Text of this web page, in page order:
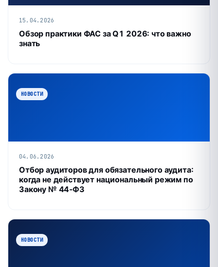
15.04.2026
Обзор практики ФАС за Q1 2026: что важно
знать
НОВОСТИ
04.06.2026
Отбор аудиторов для обязательного аудита:
когда не действует национальный режим по
Закону № 44‑ФЗ
НОВОСТИ